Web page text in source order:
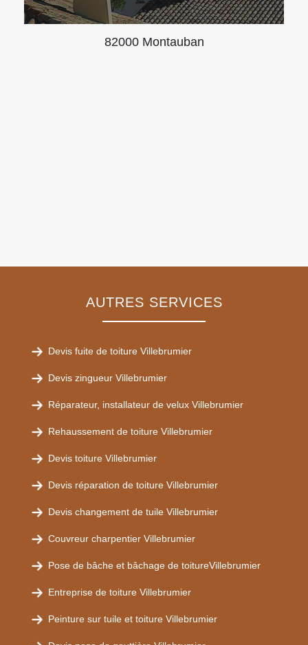
82000 Montauban
AUTRES SERVICES
Devis fuite de toiture Villebrumier
Devis zingueur Villebrumier
Réparateur, installateur de velux Villebrumier
Rehaussement de toiture Villebrumier
Devis toiture Villebrumier
Devis réparation de toiture Villebrumier
Devis changement de tuile Villebrumier
Couvreur charpentier Villebrumier
Pose de bâche et bâchage de toitureVillebrumier
Entreprise de toiture Villebrumier
Peinture sur tuile et toiture Villebrumier